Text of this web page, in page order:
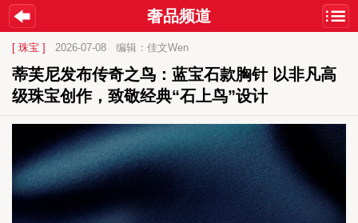
奢品频道
[ 珠宝 ] 2026-07-08 编辑：佳文Wen
蒂芙尼发布传奇之鸟：蓝宝石款胸针 以非凡高
级珠宝创作，致敬经典“石上鸟”设计